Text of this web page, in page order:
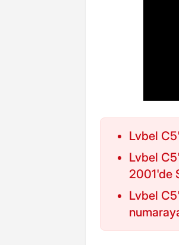
Lvbel
Lvbel
2001'de
Lvbel